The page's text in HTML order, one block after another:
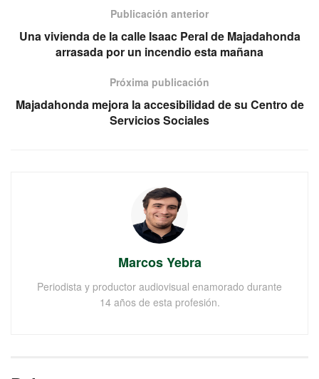
Publicación anterior
Una vivienda de la calle Isaac Peral de Majadahonda
arrasada por un incendio esta mañana
Próxima publicación
Majadahonda mejora la accesibilidad de su Centro de
Servicios Sociales
Marcos Yebra
Periodista y productor audiovisual enamorado durante
14 años de esta profesión.